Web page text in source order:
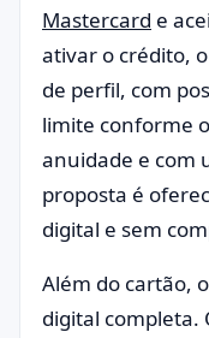
Mastercard e
ativar o crédito,
de perfil, com
limite conforme
anuidade e com
proposta é
digital e sem
Além do cartão,
digital completa.